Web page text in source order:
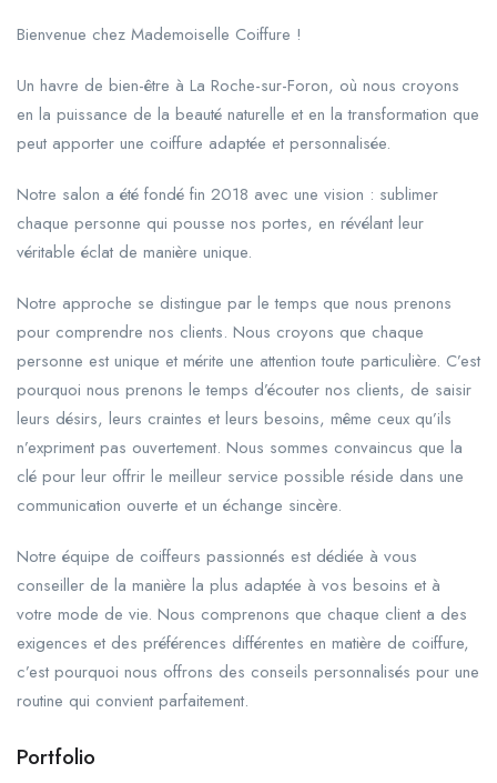
Bienvenue chez Mademoiselle Coiffure !
Un havre de bien-être à La Roche-sur-Foron, où nous croyons
en la puissance de la beauté naturelle et en la transformation que
peut apporter une coiffure adaptée et personnalisée.
Notre salon a été fondé fin 2018 avec une vision : sublimer
chaque personne qui pousse nos portes, en révélant leur
véritable éclat de manière unique.
Notre approche se distingue par le temps que nous prenons
pour comprendre nos clients. Nous croyons que chaque
personne est unique et mérite une attention toute particulière. C’est
pourquoi nous prenons le temps d’écouter nos clients, de saisir
leurs désirs, leurs craintes et leurs besoins, même ceux qu’ils
n’expriment pas ouvertement. Nous sommes convaincus que la
clé pour leur offrir le meilleur service possible réside dans une
communication ouverte et un échange sincère.
Notre équipe de coiffeurs passionnés est dédiée à vous
conseiller de la manière la plus adaptée à vos besoins et à
votre mode de vie. Nous comprenons que chaque client a des
exigences et des préférences différentes en matière de coiffure,
c’est pourquoi nous offrons des conseils personnalisés pour une
routine qui convient parfaitement.
Portfolio